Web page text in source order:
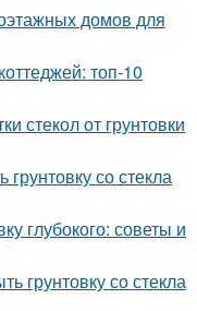
домов для
топ-10
стекол от грунтовки
со стекла
глубокого: советы и
грунтовку со стекла